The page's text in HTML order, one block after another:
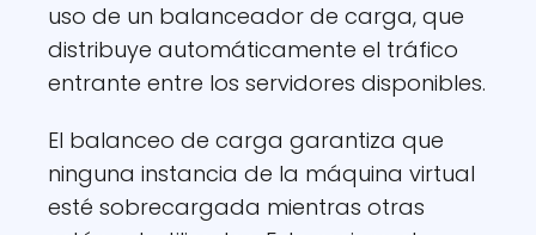
uso de un balanceador de carga, que
distribuye automáticamente el tráfico
entrante entre los servidores disponibles.
El balanceo de carga garantiza que
ninguna instancia de la máquina virtual
esté sobrecargada mientras otras